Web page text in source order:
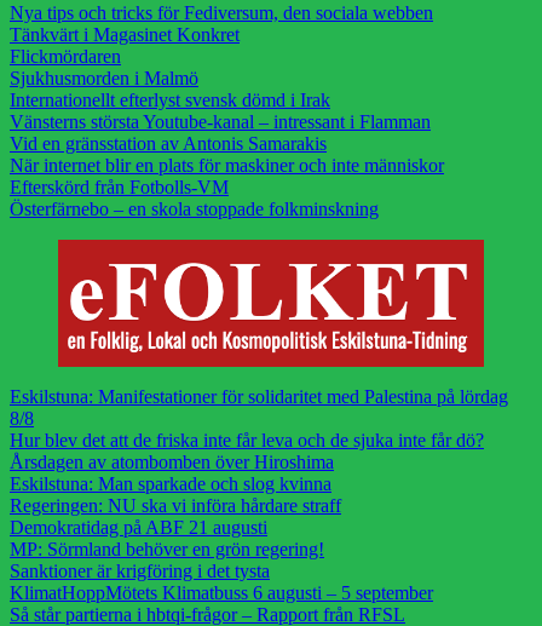
Nya tips och tricks för Fediversum, den sociala webben
Tänkvärt i Magasinet Konkret
Flickmördaren
Sjukhusmorden i Malmö
Internationellt efterlyst svensk dömd i Irak
Vänsterns största Youtube-kanal – intressant i Flamman
Vid en gränsstation av Antonis Samarakis
När internet blir en plats för maskiner och inte människor
Efterskörd från Fotbolls-VM
Österfärnebo – en skola stoppade folkminskning
Eskilstuna: Manifestationer för solidaritet med Palestina på lördag
8/8
Hur blev det att de friska inte får leva och de sjuka inte får dö?
Årsdagen av atombomben över Hiroshima
Eskilstuna: Man sparkade och slog kvinna
Regeringen: NU ska vi införa hårdare straff
Demokratidag på ABF 21 augusti
MP: Sörmland behöver en grön regering!
Sanktioner är krigföring i det tysta
KlimatHoppMötets Klimatbuss 6 augusti – 5 september
Så står partierna i hbtqi-frågor – Rapport från RFSL